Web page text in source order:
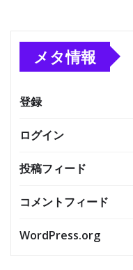
メタ情報
登録
ログイン
投稿フィード
コメントフィード
WordPress.org